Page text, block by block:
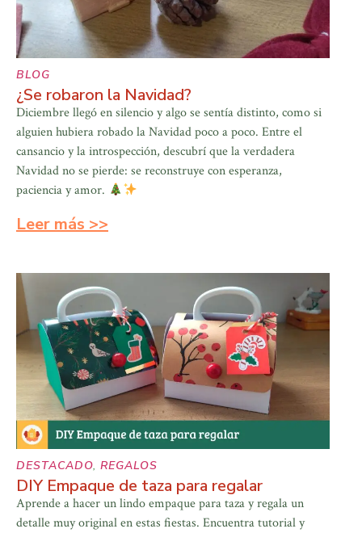
BLOG
¿Se robaron la Navidad?
Diciembre llegó en silencio y algo se sentía distinto, como si
alguien hubiera robado la Navidad poco a poco. Entre el
cansancio y la introspección, descubrí que la verdadera
Navidad no se pierde: se reconstruye con esperanza,
paciencia y amor.
Leer más >>
DESTACADO, REGALOS
DIY Empaque de taza para regalar
Aprende a hacer un lindo empaque para taza y regala un
detalle muy original en estas fiestas. Encuentra tutorial y